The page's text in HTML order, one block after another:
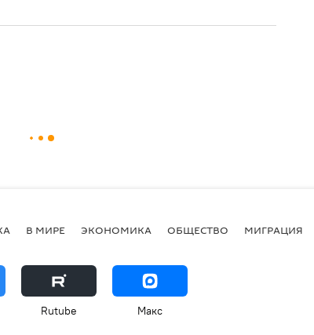
В МИРЕ ЭКОНОМИКА ОБЩЕСТВО МИГРАЦИЯ
Rutube Макс